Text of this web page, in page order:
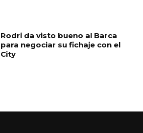
Rodri da visto bueno al Barca
para negociar su fichaje con el
City